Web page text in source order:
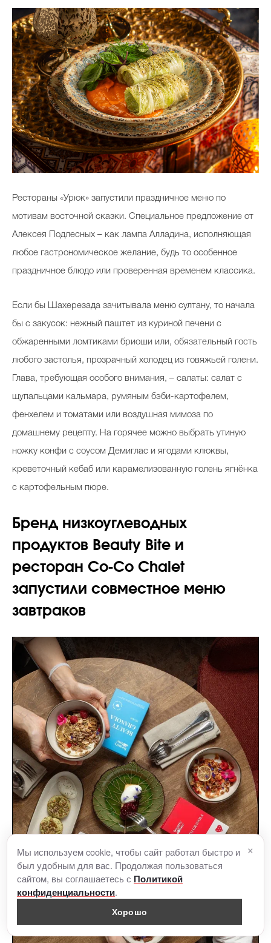
Рестораны «Урюк» запустили праздничное меню по
мотивам восточной сказки. Специальное предложение от
Алексея Подлесных – как лампа Алладина, исполняющая
любое гастрономическое желание, будь то особенное
праздничное блюдо или проверенная временем классика.
Если бы Шахерезада зачитывала меню султану, то начала
бы с закусок: нежный паштет из куриной печени с
обжаренными ломтиками бриоши или, обязательный гость
любого застолья, прозрачный холодец из говяжьей голени.
Глава, требующая особого внимания, – салаты: салат с
щупальцами кальмара, румяным бэби-картофелем,
фенхелем и томатами или воздушная мимоза по
домашнему рецепту. На горячее можно выбрать утиную
ножку конфи с соусом Демиглас и ягодами клюквы,
креветочный кебаб или карамелизованную голень ягнёнка
с картофельным пюре.
Бренд низкоуглеводных
продуктов Beauty Bite и
ресторан Co-Co Chalet
запустили совместное меню
завтраков
Мы используем cookie, чтобы сайт работал быстро и
был удобным для вас. Продолжая пользоваться
сайтом, вы соглашаетесь с Политикой
конфиденциальности.
Хорошо
×